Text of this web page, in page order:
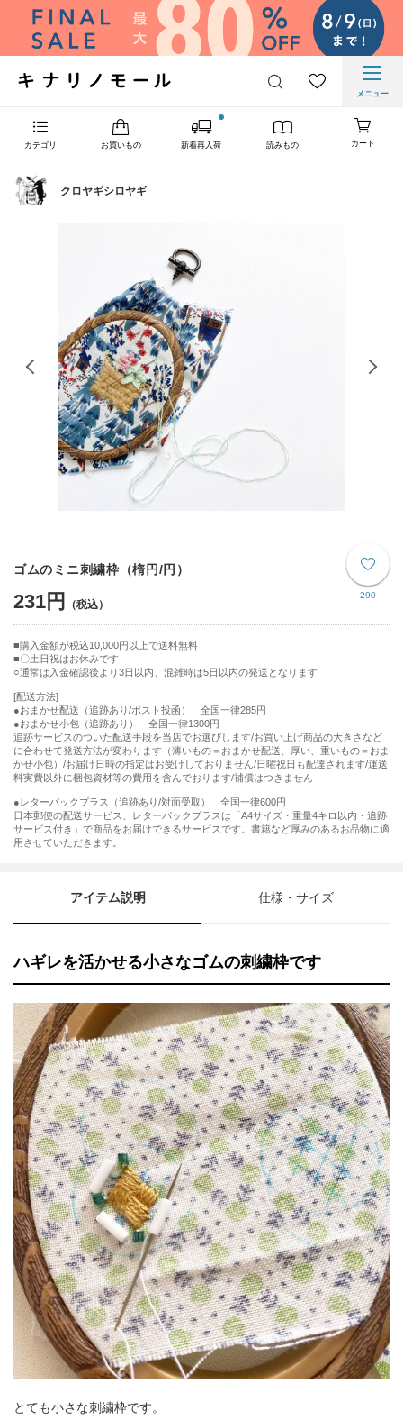
メニュー
カテゴリ お買いもの 新着再入荷 読みもの カート
クロヤギシロヤギ
290
ゴムのミニ刺繍枠（楕円/円）
231円
購入金額が税込10,000円以上で送料無料
〇土日祝はお休みです
○通常は入金確認後より3日以内、混雑時は5日以内の発送となります
[配送方法]
●おまかせ配送（追跡あり/ポスト投函） 全国一律285円
●おまかせ小包（追跡あり） 全国一律1300円
追跡サービスのついた配送手段を当店でお選びします/お買い上げ商品の大きさなど
に合わせて発送方法が変わります（薄いもの＝おまかせ配送、厚い、重いもの＝おま
かせ小包）/お届け日時の指定はお受けしておりません/日曜祝日も配達されます/運送
料実費以外に梱包資材等の費用を含んでおります/補償はつきません
●レターパックプラス（追跡あり/対面受取） 全国一律600円
日本郵便の配送サービス、レターパックプラスは「A4サイズ・重量4キロ以内・追跡
サービス付き」で商品をお届けできるサービスです。書籍など厚みのあるお品物に適
用させていただきます。
アイテム説明 仕様・サイズ
ハギレを活かせる小さなゴムの刺繍枠です
とても小さな刺繍枠です。